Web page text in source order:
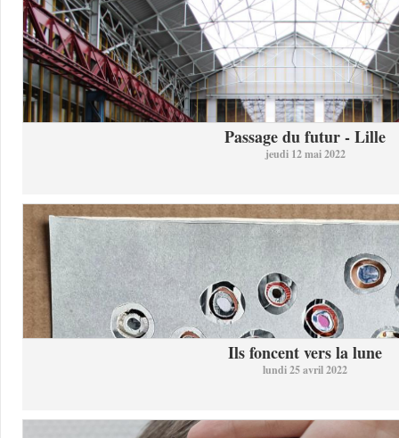
Passage du futur - Lille
jeudi 12 mai 2022
Ils foncent vers la lune
lundi 25 avril 2022